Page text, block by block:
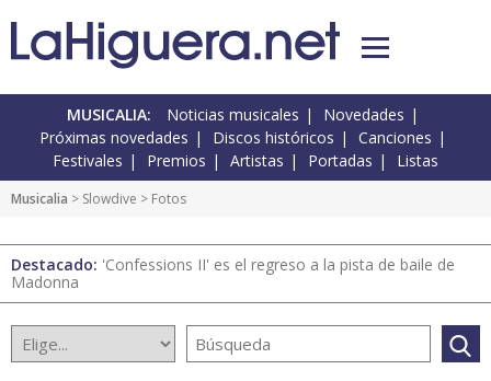
MUSICALIA: Noticias musicales
Novedades
Próximas novedades
Discos históricos
Canciones
Festivales
Premios Artistas Portadas Listas
Musicalia > Slowdive > Fotos
Destacado: 'Confessions II' es el regreso a la pista de baile de
Madonna